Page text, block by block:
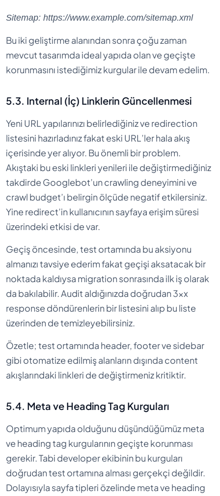
Sitemap: https://www.example.com/sitemap.xml
Bu iki geliştirme alanından sonra çoğu zaman
mevcut tasarımda ideal yapıda olan ve geçişte
korunmasını istediğimiz kurgular ile devam edelim.
5.3. Internal (İç) Linklerin Güncellenmesi
Yeni URL yapılarınızı belirlediğiniz ve redirection
listesini hazırladınız fakat eski URL’ler hala akış
içerisinde yer alıyor. Bu önemli bir problem.
Akıştaki bu eski linkleri yenileri ile değiştirmediğiniz
takdirde Googlebot’un crawling deneyimini ve
crawl budget’ı belirgin ölçüde negatif etkilersiniz.
Yine redirect’in kullanıcının sayfaya erişim süresi
üzerindeki etkisi de var.
Geçiş öncesinde, test ortamında bu aksiyonu
almanızı tavsiye ederim fakat geçişi aksatacak bir
noktada kaldıysa migration sonrasında ilk iş olarak
da bakılabilir. Audit aldığınızda doğrudan 3xx
response döndürenlerin bir listesini alıp bu liste
üzerinden de temizleyebilirsiniz.
Özetle; test ortamında header, footer ve sidebar
gibi otomatize edilmiş alanların dışında content
akışlarındaki linkleri de değiştirmeniz kritiktir.
5.4. Meta ve Heading Tag Kurguları
Optimum yapıda olduğunu düşündüğümüz meta
ve heading tag kurgularının geçişte korunması
gerekir. Tabi developer ekibinin bu kurguları
doğrudan test ortamına alması gerçekçi değildir.
Dolayısıyla sayfa tipleri özelinde meta ve heading